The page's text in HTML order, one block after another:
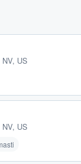
US
US